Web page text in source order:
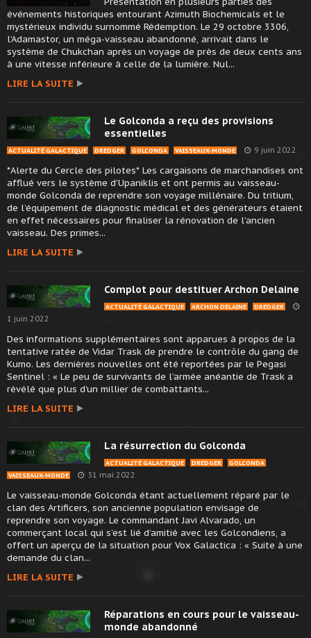
événements historiques entourant Azimuth Biochemicals et le
mystérieux individu surnommé Rédemption. Le 29 octobre 3306,
l’Adamastor, un méga-vaisseau abandonné, arrivait dans le
système de Chukchan après un voyage de près de deux cents ans
à une vitesse inférieure à celle de la lumière. Nul...
LIRE LA SUITE
Le Golconda a reçu des provisions
essentielles
ACTUALITÉ GALACTIQUE DREDGER GOLCONDA VAISSEAUX-MONDE 9 juin 2022
*Alerte du Cercle des pilotes* Les cargaisons de marchandises ont
afflué vers le système d’Upaniklis et ont permis au vaisseau-
monde Golconda de reprendre son voyage millénaire. Du tritium,
de l’équipement de diagnostic médical et des générateurs étaient
en effet nécessaires pour finaliser la rénovation de l’ancien
vaisseau. Des primes...
LIRE LA SUITE
Complot pour destituer Archon Delaine
ACTUALITÉ GALACTIQUE ARCHON DELAINE DREDGER
1 juin 2022
Des informations supplémentaires sont apparues à propos de la
tentative ratée de Vidar Trask de prendre le contrôle du gang de
Kumo. Les dernières nouvelles ont été reportées par le Pegasi
Sentinel : « Le peu de survivants de l’armée anéantie de Trask a
révélé que plus d’un millier de combattants...
LIRE LA SUITE
La résurrection du Golconda
ACTUALITÉ GALACTIQUE DREDGER
GOLCONDA
VAISSEAUX-MONDE
31 mai 2022
Le vaisseau-monde Golconda étant actuellement réparé par le
clan des Artificers, son ancienne population envisage de
reprendre son voyage. Le commandant Javi Alvarado, un
commerçant local qui s’est lié d’amitié avec les Golcondiens, a
offert un aperçu de la situation pour Vox Galactica : « Suite à une
demande du clan...
LIRE LA SUITE
Réparations en cours pour le vaisseau-
monde abandonné